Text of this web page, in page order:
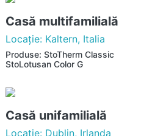
Casă multifamilială
Locaţie: Kaltern, Italia
Produse: StoTherm Classic
StoLotusan Color G
Casă unifamilială
Locaţie: Dublin, Irlanda